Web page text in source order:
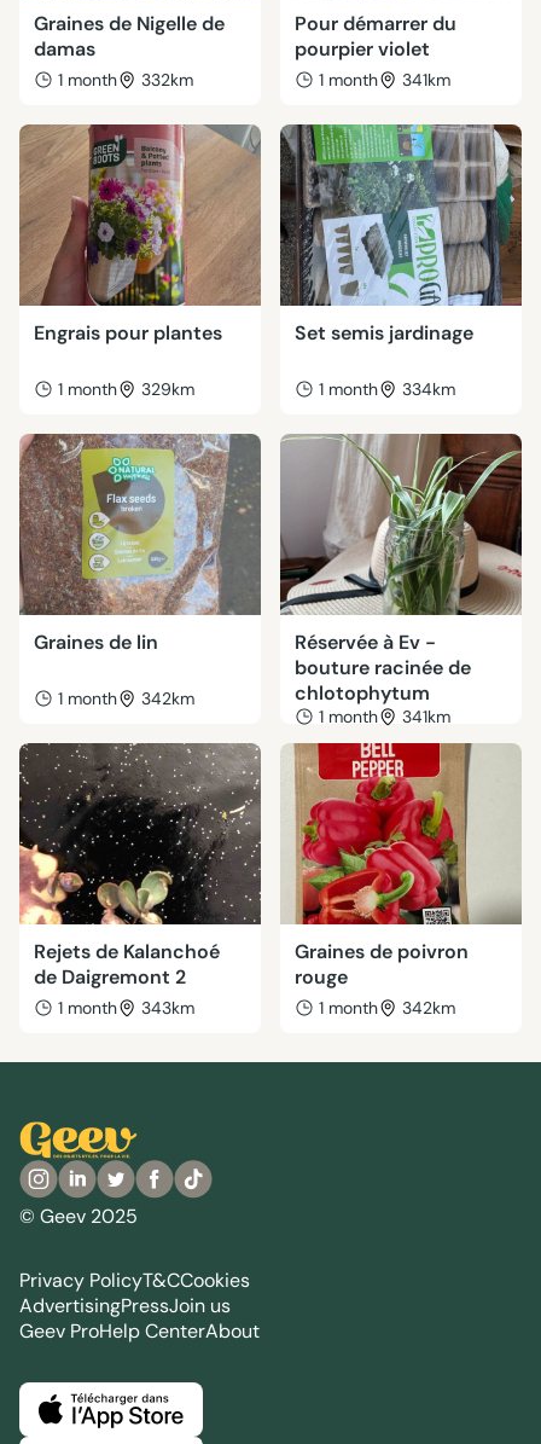
Graines de Nigelle de
damas
1 month 332km
Pour démarrer du
pourpier violet
1 month 341km
Engrais pour plantes
1 month 329km
Set semis jardinage
1 month 334km
Graines de lin
1 month 342km
Réservée à Ev -
bouture racinée de
chlotophytum
1 month 341km
Rejets de Kalanchoé
de Daigremont 2
1 month 343km
Graines de poivron
rouge
1 month 342km
© Geev 2025
Privacy PolicyT&CCookies
AdvertisingPressJoin us
Geev ProHelp CenterAbout